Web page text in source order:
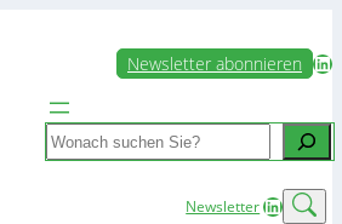
Newsletter abonnieren LinkedIn
Search
NewsletterLinkedIn